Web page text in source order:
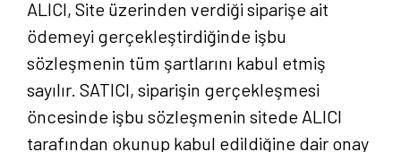
ALICI, Site üzerinden verdiği siparişe ait
ödemeyi gerçekleştirdiğinde işbu
sözleşmenin tüm şartlarını kabul etmiş
sayılır. SATICI, siparişin gerçekleşmesi
öncesinde işbu sözleşmenin sitede ALICI
tarafından okunup kabul edildiğine dair onay